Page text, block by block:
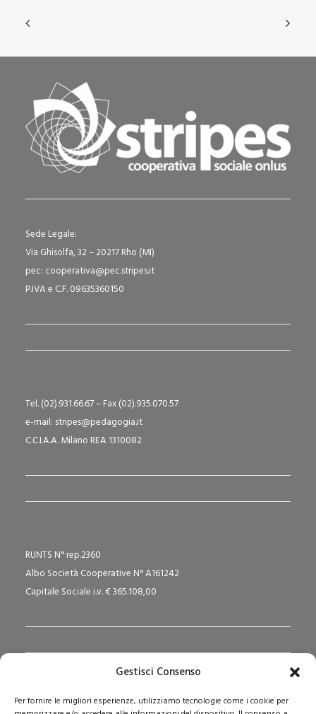
Gestisci Consenso
Per fornire le migliori esperienze, utilizziamo tecnologie come i cookie per
Sede Legale:
Via Ghisolfa, 32 – 20217 Rho (MI)
pec: cooperativa@pec.stripes.it
P.IVA e C.F. 09635360150
Tel. (02).931.66.67 – Fax (02).935.070.57
e-mail: stripes@pedagogia.it
C.C.I.A.A. Milano REA 1310082
RUNTS N° rep.2360
Albo Società Cooperative N° A161242
Capitale Sociale i.v. € 365.108,00
Via San Domenico Savio, 6 – 20017 Rho (MI)